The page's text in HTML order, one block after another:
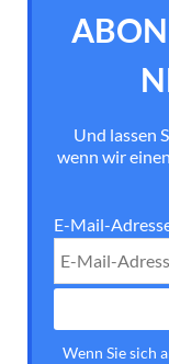
Und lassen
wenn wir
E-Mail-
Wenn Sie sich